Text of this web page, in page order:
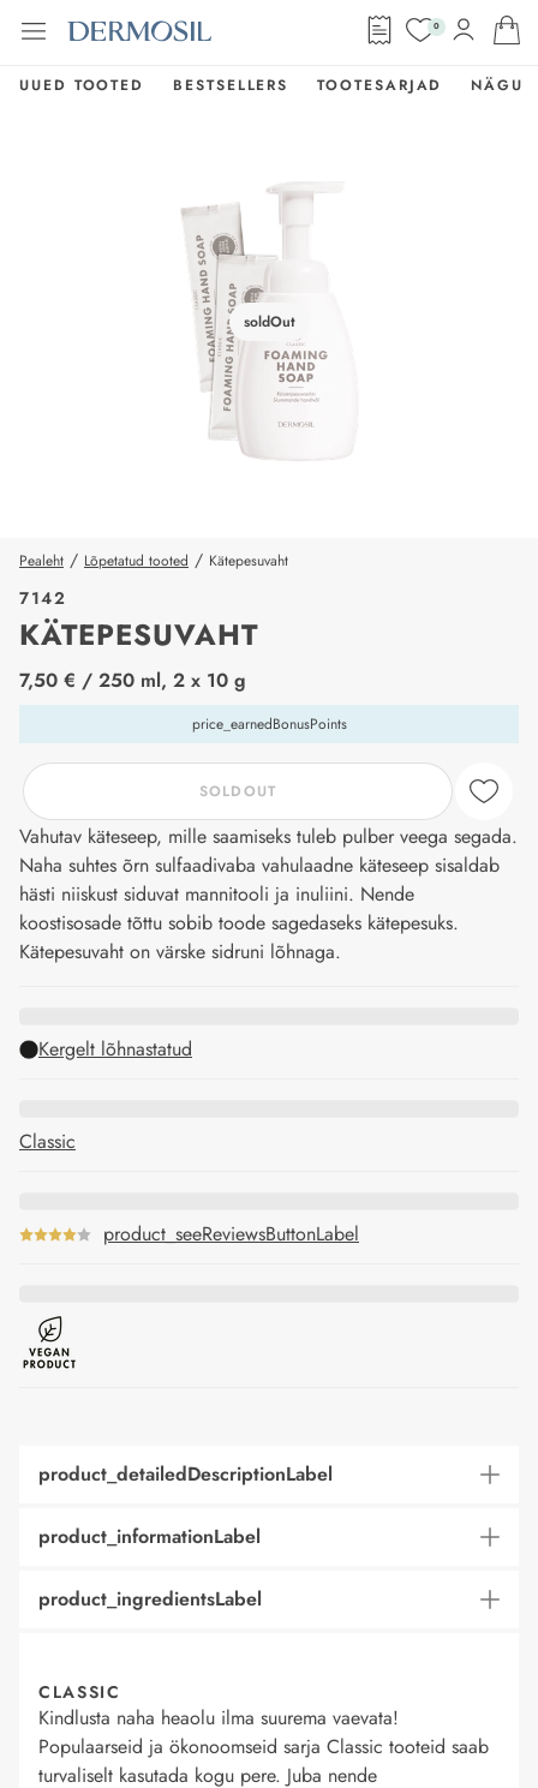
0
UUED TOOTED BESTSELLERS TOOTESARJAD NÄGU
soldOut
Pealeht / Lõpetatud tooted / Kätepesuvaht
7142
KÄTEPESUVAHT
price_label
7,50 € / 250 ml, 2 x 10 g
price_earnedBonusPoints
SOLDOUT
Vahutav käteseep, mille saamiseks tuleb pulber veega segada.
Naha suhtes õrn sulfaadivaba vahulaadne käteseep sisaldab
hästi niiskust siduvat mannitooli ja inuliini. Nende
koostisosade tõttu sobib toode sagedaseks kätepesuks.
Kätepesuvaht on värske sidruni lõhnaga.
Kergelt lõhnastatud
Classic
product_seeReviewsButtonLabel
product_detailedDescriptionLabel
product_informationLabel
product_ingredientsLabel
CLASSIC
Kindlusta naha heaolu ilma suurema vaevata!
Populaarseid ja ökonoomseid sarja Classic tooteid saab
turvaliselt kasutada kogu pere. Juba nende